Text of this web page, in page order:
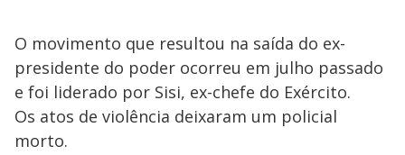
O movimento que resultou na saída do ex-
presidente do poder ocorreu em julho passado
e foi liderado por Sisi, ex-chefe do Exército.
Os atos de violência deixaram um policial
morto.